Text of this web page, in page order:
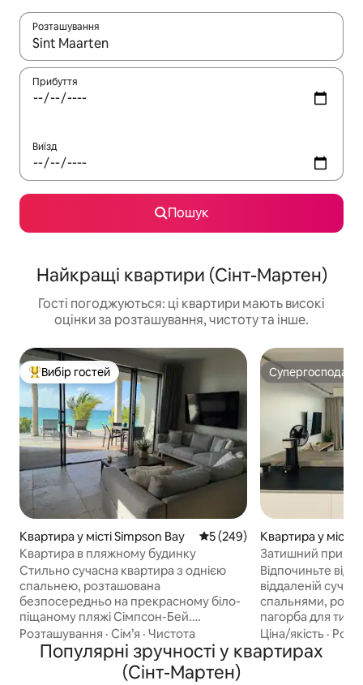
Розташування
Отримавши результати пошуку, використовуйте для
Прибуття
Виїзд
Пошук
Найкращі квартири (Сінт-Мартен)
Гості погоджуються: ці квартири мають високі
оцінки за розташування, чистоту та інше.
Топ вибір гостей
Вибір гостей
Квартира у місті Simpson Bay Середня оцінка: 5 з 5,
5 (249)
Квартира в пляжному будинку
Стильно сучасна квартира з однією
спальнею, розташована
безпосередньо на прекрасному біло-
піщаному пляжі Сімпсон-Бей.
Насолоджуйтеся днем у кришталево
чистій воді та відвідуйте карибську
чарівність нашого бурхливого нічного
Розташування · Сім’я · Чистота
Супергосподар
Супергосподар
Квартира у місті
ce's Quarter
Затишний
краєвидами
Відпочиньте від
віддаленій
спальнями,
пагорба для тих,
сучасній гавані
нашої просторої
Ціна/якість ·
Популярні зручності у квартирах
(Сінт-Мартен)